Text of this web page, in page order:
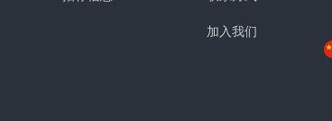
加入我们